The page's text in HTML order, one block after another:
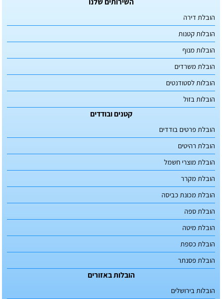
הובלת דירה
הובלות קטנות
הובלות מנוף
הובלת משרדים
הובלות לסטודנטים
הובלות בזול
קטנים ובודדים
הובלת פרטים בודדים
הובלת רהיטים
הובלת מוצרי חשמל
הובלת מקרר
הובלת מכונת כביסה
הובלת ספה
הובלת מיטה
הובלת כספת
הובלת פסנתר
הובלות באזורים
הובלות בירושלים